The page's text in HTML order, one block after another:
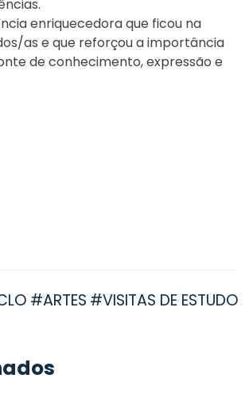
enriquecedora que ficou na
as e que reforçou a importância
de conhecimento, expressão e
#ARTES #VISITAS DE ESTUDO